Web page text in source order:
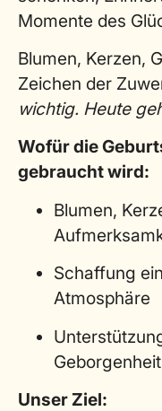
Momente des
Blumen, Kerzen,
Zeichen der
wichtig. Heute
Wofür die
gebraucht wird:
Blumen,
Schaffung
Atmosphäre
Unser Ziel: